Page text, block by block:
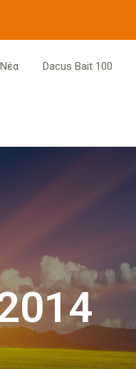
Νέα Dacus Bait 100